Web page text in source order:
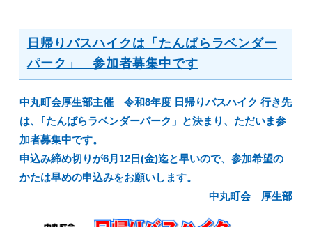
日帰りバスハイクは「たんばらラベンダー
パーク」 参加者募集中です
中丸町会厚生部主催 令和8年度 日帰りバスハイク 行き先
は、｢たんばらラベンダーパーク」と決まり、ただいま参
加者募集中です。
申込み締め切りが6月12日(金)迄と早いので、参加希望の
かたは早めの申込みをお願いします。
中丸町会 厚生部